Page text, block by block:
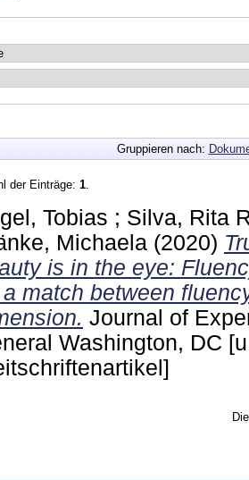
Gruppieren nach:
der Einträge: 1
Tobias ; Silva, Rita
Michaela (2020)
is in the eye:
match between
Journal of
Washington, DC